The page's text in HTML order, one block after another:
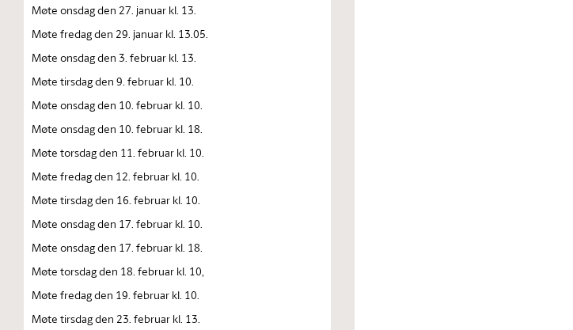
Møte onsdag den 27. januar kl. 13.
Møte fredag den 29. januar kl. 13.05.
Møte onsdag den 3. februar kl. 13.
Møte tirsdag den 9. februar kl. 10.
Møte onsdag den 10. februar kl. 10.
Møte onsdag den 10. februar kl. 18.
Møte torsdag den 11. februar kl. 10.
Møte fredag den 12. februar kl. 10.
Møte tirsdag den 16. februar kl. 10.
Møte onsdag den 17. februar kl. 10.
Møte onsdag den 17. februar kl. 18.
Møte torsdag den 18. februar kl. 10,
Møte fredag den 19. februar kl. 10.
Møte tirsdag den 23. februar kl. 13.